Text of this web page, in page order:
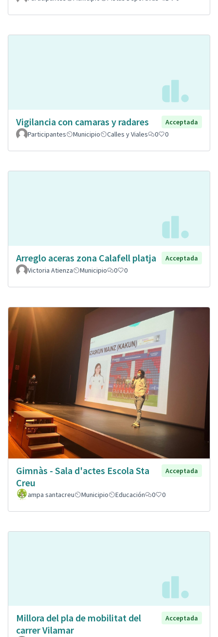
Vigilancia con camaras y radares
Acceptada
Participantes
Municipio Calles y Viales 0 0
Arreglo aceras zona Calafell platja
Acceptada
Victoria Atienza
Municipio 0 0
Gimnàs - Sala d'actes Escola Sta
Creu
Acceptada
ampa santacreu Municipio Educación 0 0
Millora del pla de mobilitat del
carrer Vilamar
Acceptada